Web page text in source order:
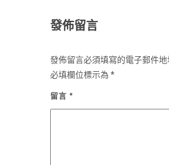
發佈留言
發佈留言必須填寫的電子郵件地
必填欄位標示為 *
留言 *